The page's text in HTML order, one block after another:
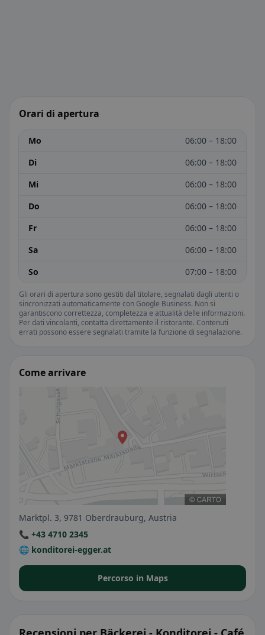
Orari di apertura
Mo
06:00 – 18:00
Di
06:00 – 18:00
Mi
06:00 – 18:00
Do
06:00 – 18:00
Fr
06:00 – 18:00
Sa
06:00 – 18:00
So
07:00 – 18:00
Gli orari di apertura sono gestiti dal titolare, segnalati dagli utenti o
sincronizzati automaticamente con Google Business. Non si
garantiscono correttezza, completezza e attualità delle informazioni.
Per dati vincolanti, contatta direttamente il ristorante. Contenuti
errati possono essere segnalati tramite la funzione di segnalazione.
Come arrivare
Marktpl. 3, 9781 Oberdrauburg, Austria
📞 +43 4710 2345
🌐 konditorei-egger.at
Percorso in Maps